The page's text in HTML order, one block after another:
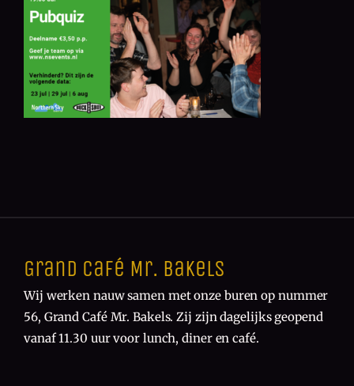
Grand Café Mr. Bakels
Wij werken nauw samen met onze buren op nummer
56, Grand Café Mr. Bakels. Zij zijn dagelijks geopend
vanaf 11.30 uur voor lunch, diner en café.